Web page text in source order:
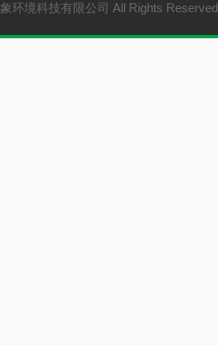
环境科技有限公司 All Rights